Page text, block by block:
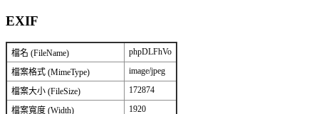
EXIF
檔名 (FileName) phpDLFhVo
檔案格式 (MimeType) image/jpeg
檔案大小 (FileSize) 172874
檔案寬度 (Width) 1920